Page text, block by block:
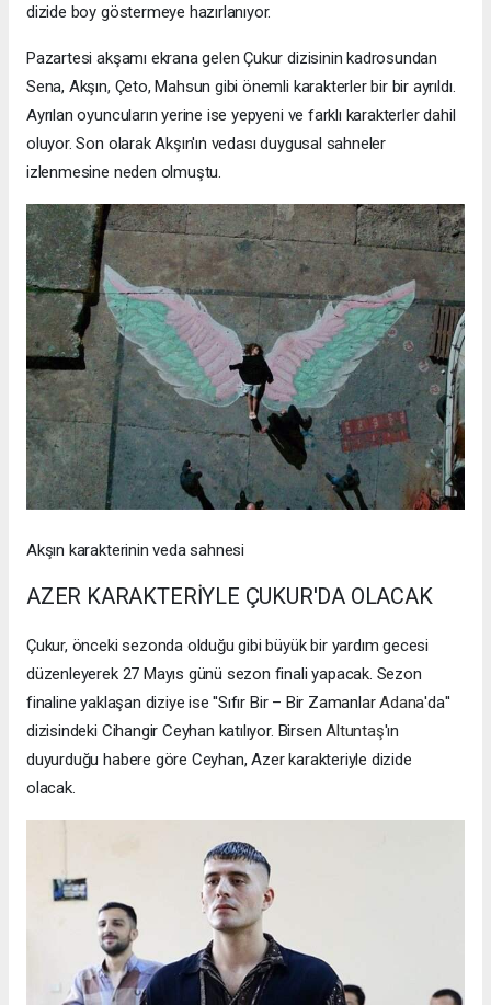
dizide boy göstermeye hazırlanıyor.
Pazartesi akşamı ekrana gelen Çukur dizisinin kadrosundan
Sena, Akşın, Çeto, Mahsun gibi önemli karakterler bir bir ayrıldı.
Ayrılan oyuncuların yerine ise yepyeni ve farklı karakterler dahil
oluyor. Son olarak Akşın'ın vedası duygusal sahneler
izlenmesine neden olmuştu.
Akşın karakterinin veda sahnesi
AZER KARAKTERİYLE ÇUKUR'DA OLACAK
Çukur, önceki sezonda olduğu gibi büyük bir yardım gecesi
düzenleyerek 27 Mayıs günü sezon finali yapacak. Sezon
finaline yaklaşan diziye ise ''Sıfır Bir – Bir ZamanlarAdana'da''
dizisindeki Cihangir Ceyhan katılıyor. BirsenAltuntaş'ın
duyurduğu habere göre Ceyhan, Azer karakteriyle dizide
olacak.